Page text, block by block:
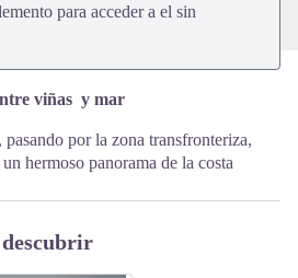
para acceder a el sin
viñas y mar
por la zona transfronteriza,
hermoso panorama de la costa